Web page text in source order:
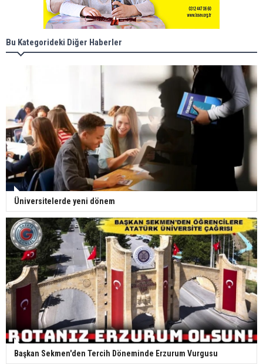
Bu Kategorideki Diğer Haberler
Üniversitelerde yeni dönem
Başkan Sekmen'den Tercih Döneminde Erzurum Vurgusu